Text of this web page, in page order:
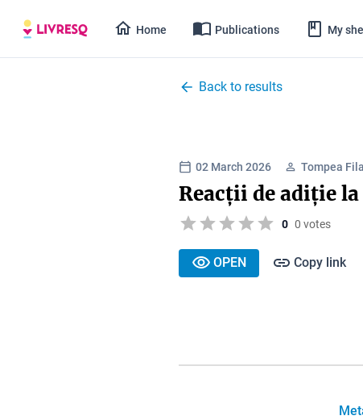
Home Publications My
Back to results
02 March 2026 Tompea
Reacții de adiție
0 0 votes
OPEN Copy link